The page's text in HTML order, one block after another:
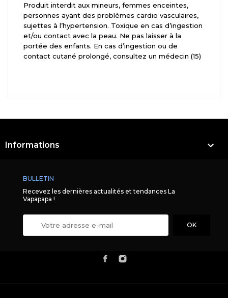
Produit interdit aux mineurs, femmes enceintes,
personnes ayant des problèmes cardio vasculaires,
sujettes à l’hypertension. Toxique en cas d’ingestion
et/ou contact avec la peau. Ne pas laisser à la
portée des enfants. En cas d’ingestion ou de
contact cutané prolongé, consultez un médecin (15)
Informations 
BULLETIN
Recevez les dernières actualités et tendances La
Vapapapa !